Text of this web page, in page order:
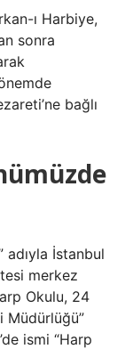
ı Harbiye,
sonra
bağlı
adıyla İstanbul
merkez
Okulu, 24
Müdürlüğü”
ismi “Harp